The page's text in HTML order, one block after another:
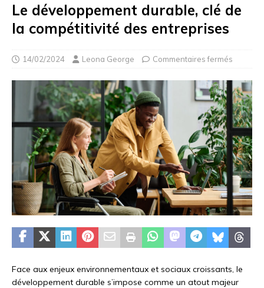
Le développement durable, clé de
la compétitivité des entreprises
14/02/2024 Leona George Commentaires fermés
Face aux enjeux environnementaux et sociaux croissants, le
développement durable s’impose comme un atout majeur